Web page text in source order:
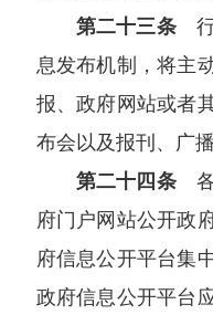
第二十三条行
息发布机制，将主
报、政府网站或者
布会以及报刊、广
第二十四条各
府门户网站公开政
府信息公开平台集
政府信息公开平台